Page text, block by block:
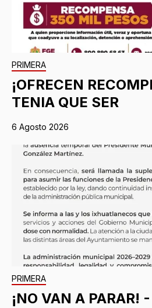
PRIMERA
¡OFRECEN
TENIA QUE SER
6 Agosto 2026
PRIMERA
¡NO VAN A PARAR!